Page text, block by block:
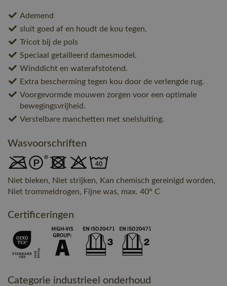
Ademend
sluit goed af en houdt de kou tegen.
Tricot bij de pols
Speciaal getailleerd damesmodel.
Winddicht en waterafstotend.
Extra bescherming tegen kou door de verlengde rug.
Voorgevormde mouwen zorgen voor een optimale
bewegingsvrijheid.
Verstelbare manchetten met snelsluiting.
Wasvoorschriften
Niet bleken, Niet strijken, Kan chemisch gereinigd worden,
Niet trommeldrogen, Fijne was, max. 40° C
Certificeringen
Categorie industrieel onderhoud